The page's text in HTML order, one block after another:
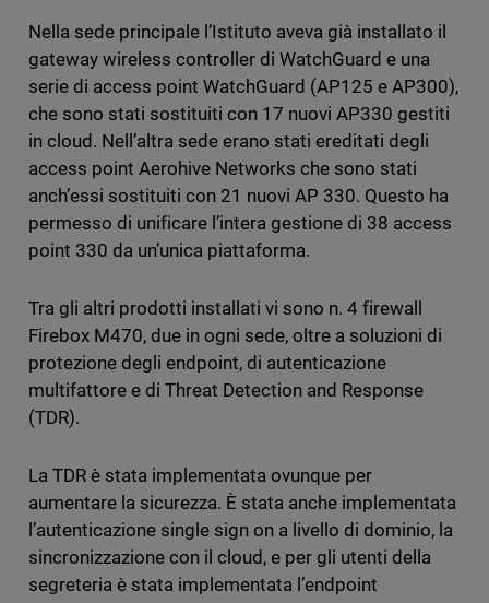
Nella sede principale l’Istituto aveva già installato il
gateway wireless controller di WatchGuard e una
serie di access point WatchGuard (AP125 e AP300),
che sono stati sostituiti con 17 nuovi AP330 gestiti
in cloud. Nell’altra sede erano stati ereditati degli
access point Aerohive Networks che sono stati
anch’essi sostituiti con 21 nuovi AP 330. Questo ha
permesso di unificare l’intera gestione di 38 access
point 330 da un’unica piattaforma.
Tra gli altri prodotti installati vi sono n. 4 firewall
Firebox M470, due in ogni sede, oltre a soluzioni di
protezione degli endpoint, di autenticazione
multifattore e di Threat Detection and Response
(TDR).
La TDR è stata implementata ovunque per
aumentare la sicurezza. È stata anche implementata
l’autenticazione single sign on a livello di dominio, la
sincronizzazione con il cloud, e per gli utenti della
segreteria è stata implementata l’endpoint